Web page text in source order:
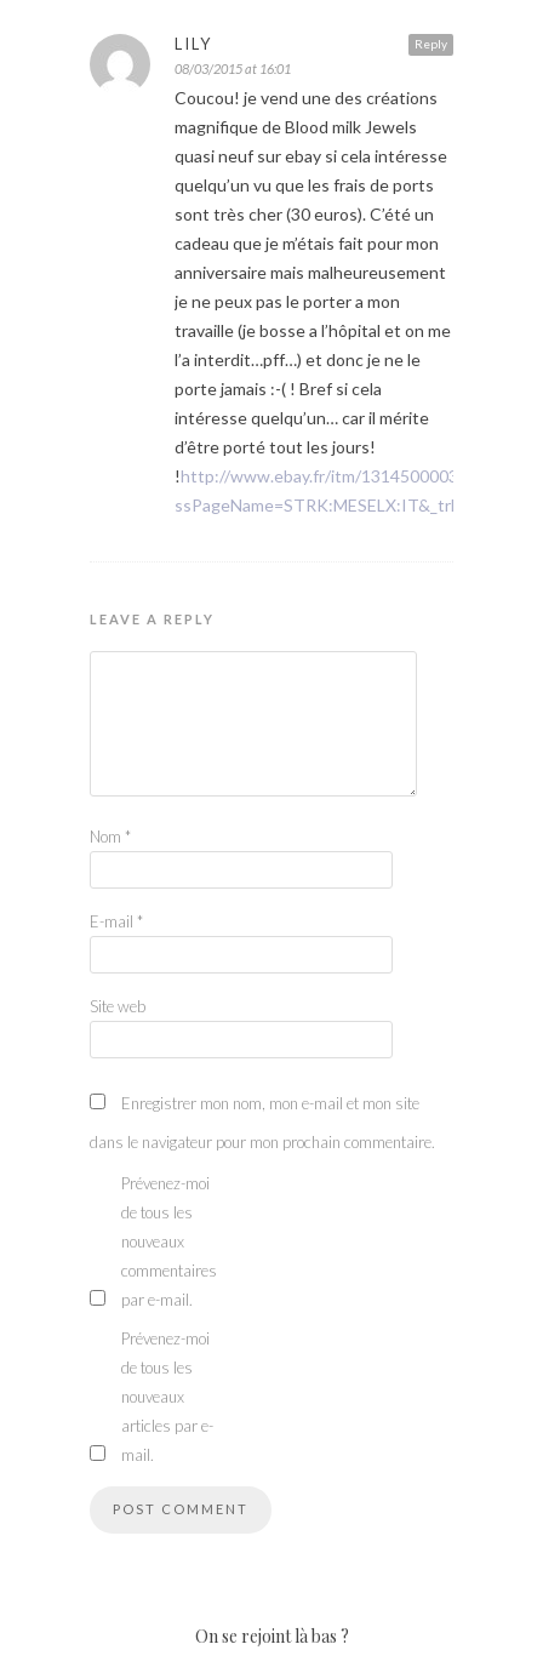
Reply
LILY
08/03/2015 at 16:01
Coucou! je vend une des créations
magnifique de Blood milk Jewels
quasi neuf sur ebay si cela intéresse
quelqu’un vu que les frais de ports
sont très cher (30 euros). C’été un
cadeau que je m’étais fait pour mon
anniversaire mais malheureusement
je ne peux pas le porter a mon
travaille (je bosse a l’hôpital et on me
l’a interdit…pff…) et donc je ne le
porte jamais :-( ! Bref si cela
intéresse quelqu’un… car il mérite
d’être porté tout les jours!
!http://www.ebay.fr/itm/131450000319?
LEAVE A REPLY
Nom *
E-mail *
Site web
Enregistrer mon nom, mon e-mail et mon site
dans le navigateur pour mon prochain commentaire.
Prévenez-moi
de tous les
nouveaux
commentaires
par e-mail.
Prévenez-moi
de tous les
nouveaux
articles par e-
mail.
On se rejoint là bas ?